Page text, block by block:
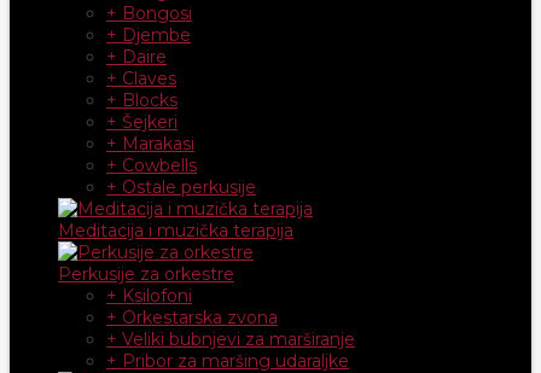
+ Bongosi
+ Djembe
+ Daire
+ Claves
+ Blocks
+ Šejkeri
+ Marakasi
+ Cowbells
+ Ostale perkusije
Meditacija i muzička terapija
Perkusije za orkestre
+ Ksilofoni
+ Orkestarska zvona
+ Veliki bubnjevi za marširanje
+ Pribor za maršing udaraljke